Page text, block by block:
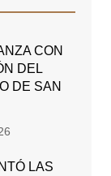
CON
DEL
DE SAN
LAS